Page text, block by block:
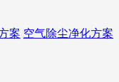
案 空气除尘净化方案